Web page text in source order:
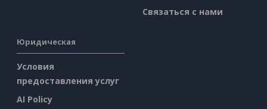
Связаться с нами
Юридическая
Условия
предоставления услуг
AI Policy